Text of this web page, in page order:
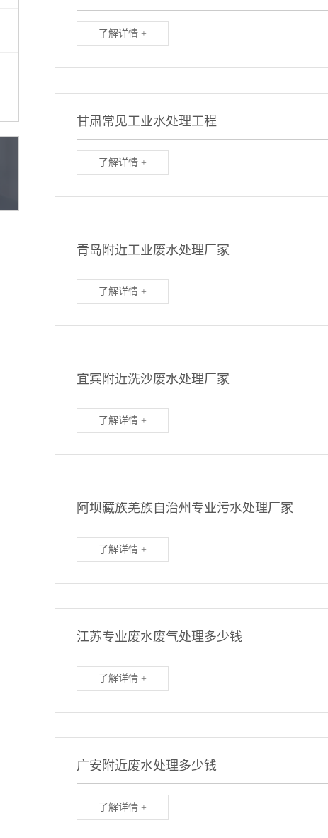
了解详情 +
甘肃常见工业水处理工程
了解详情 +
青岛附近工业废水处理厂家
了解详情 +
宜宾附近洗沙废水处理厂家
了解详情 +
阿坝藏族羌族自治州专业污水处理厂家
了解详情 +
江苏专业废水废气处理多少钱
了解详情 +
广安附近废水处理多少钱
了解详情 +